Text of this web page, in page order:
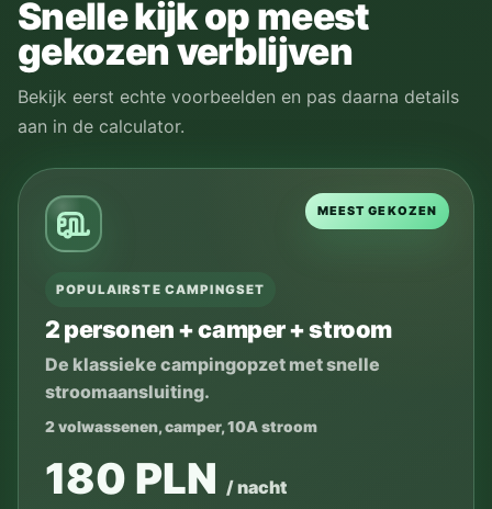
Snelle kijk op meest
gekozen verblijven
Bekijk eerst echte voorbeelden en pas daarna details
aan in de calculator.
MEEST GEKOZEN
POPULAIRSTE CAMPINGSET
2 personen + camper + stroom
De klassieke campingopzet met snelle
stroomaansluiting.
2 volwassenen, camper, 10A stroom
180 PLN / nacht